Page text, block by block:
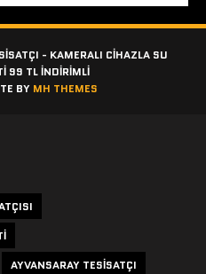
- KAMERALI CIHAZLA SU
99 TL İNDİRİMLİ
BY MH THEMES
AYVANSARAY TESISATÇI